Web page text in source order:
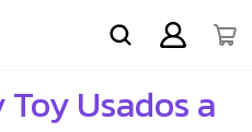
Usados a